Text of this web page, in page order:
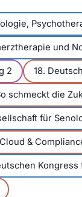
und
2 18.
schmeckt die
für
&